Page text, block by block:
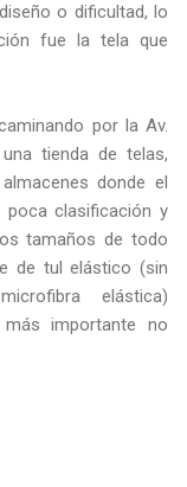
o dificultad, lo
fue la tela que
por la Av.
tienda de telas,
donde el
poca clasificación y
tamaños de todo
de tul elástico (sin
elástica)
importante no